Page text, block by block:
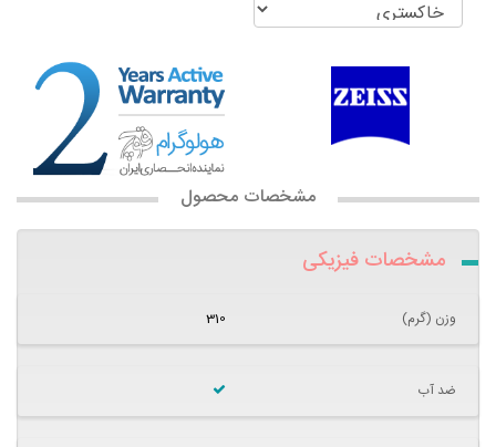
مشخصات محصول
مشخصات فیزیکی
وزن (گرم) 310
ضد آب